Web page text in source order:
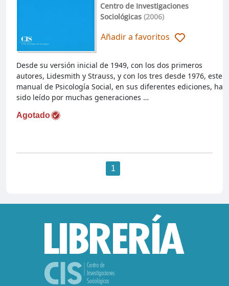
Centro de Investigaciones
Sociológicas(2006)
Añadir a favoritos
Agotado
Desde su versión inicial de 1949, con los dos primeros
autores, Lidesmith y Strauss, y con los tres desde 1976, este
manual de Psicología Social, en sus diferentes ediciones, ha
sido leído por muchas generaciones …
1